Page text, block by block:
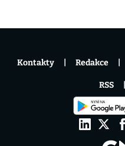
Kontakty Redakce
RSS